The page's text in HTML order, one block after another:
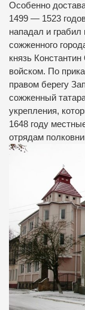
Особенно
1499 — 1523
нападал и грабил
сожженного
князь
войском. По
правом берегу
сожженный
укрепления,
1648 году
отрядам